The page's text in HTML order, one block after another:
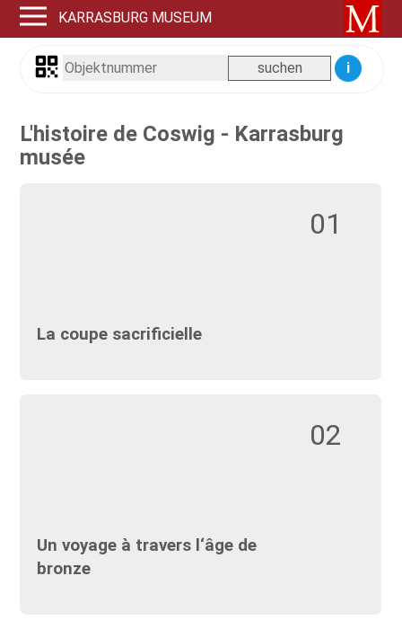
KARRASBURG MUSEUM
i
L'histoire de Coswig - Karrasburg
musée
01
La coupe sacrificielle
02
Un voyage à travers l‘âge de
bronze